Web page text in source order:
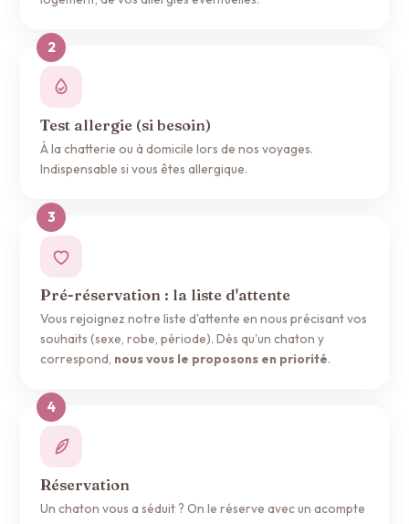
Test allergie (si besoin)
À la chatterie ou à domicile lors de nos voyages.
Indispensable si vous êtes allergique.
Pré-réservation : la liste d'attente
Vous rejoignez notre liste d'attente en nous précisant vos
souhaits (sexe, robe, période). Dès qu'un chaton y
correspond, nous vous le proposons en priorité.
Réservation
Un chaton vous a séduit ? On le réserve avec un acompte